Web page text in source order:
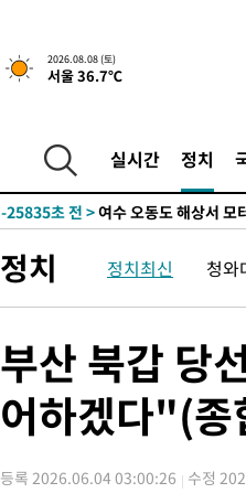
2026.08.08 (토)
서울 36.7℃
실시간 정치
10분 전 >[속보]뉴욕증시 상승 마감
-28925초 전 >
선재도서 해루질 나섰
-26459초 전 >
-25835초 전 >여수 오동도 해상서
주 날씨]
-19080초 전 >
축구협회 "압수수색·
-17597초 전 >[속보]'압수수색·성접
10분 전 >[속보]뉴욕증시 상승 마감
-31215초 전 >백운산서 80년근 천종
-28925초 전 >선재도서 해루질 나섰
-25835초 전 >여수 오동도 해상서 모
정치 정치최신 청와
부산 북갑 당
어하겠다"(종
등록 2026.06.04 03:00:26 수정